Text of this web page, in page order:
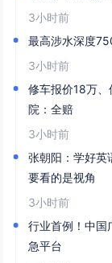
3小时前
最高涉水深度
3小时前
修车报价18万
院：全赔
3小时前
张朝阳：学好英
要看的是视角
3小时前
行业首例！中国
急平台